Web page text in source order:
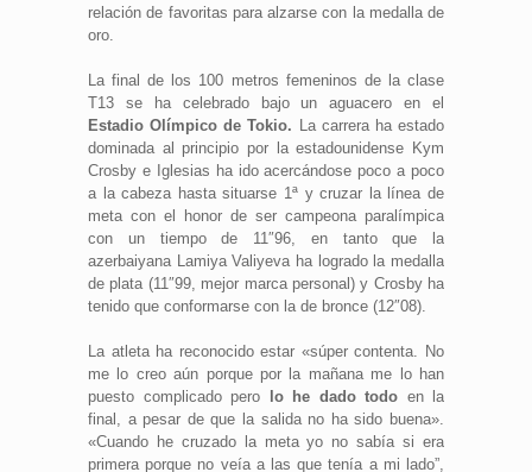
relación de favoritas para alzarse con la medalla de
oro.
La final de los 100 metros femeninos de la clase
T13 se ha celebrado bajo un aguacero en el
Estadio Olímpico de Tokio. La carrera ha estado
dominada al principio por la estadounidense Kym
Crosby e Iglesias ha ido acercándose poco a poco
a la cabeza hasta situarse 1ª y cruzar la línea de
meta con el honor de ser campeona paralímpica
con un tiempo de 11″96, en tanto que la
azerbaiyana Lamiya Valiyeva ha logrado la medalla
de plata (11″99, mejor marca personal) y Crosby ha
tenido que conformarse con la de bronce (12″08).
La atleta ha reconocido estar «súper contenta. No
me lo creo aún porque por la mañana me lo han
puesto complicado pero lo he dado todo en la
final, a pesar de que la salida no ha sido buena».
«Cuando he cruzado la meta yo no sabía si era
primera porque no veía a las que tenía a mi lado”,